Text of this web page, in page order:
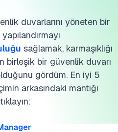
duvarlarını yöneten bir
sağlamak, karmaşıklığı
birleşik bir güvenlik duvarı
gördüm. En iyi 5
arkasındaki mantığı